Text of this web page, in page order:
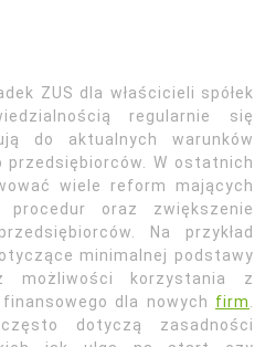
ZUS dla właścicieli spółek
regularnie się
do aktualnych warunków
przedsiębiorców. W ostatnich
wiele reform mających
oraz zwiększenie
Na przykład
minimalnej podstawy
możliwości korzystania z
dla nowych firm
dotyczą zasadności